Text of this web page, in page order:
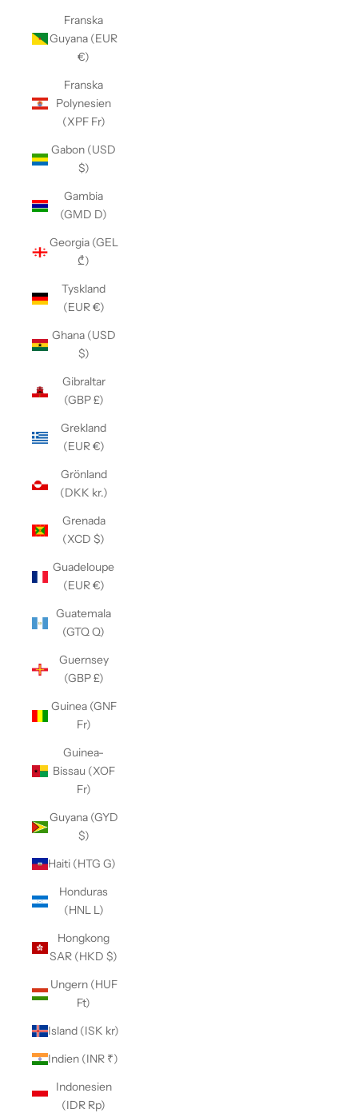
Franska
Guyana (EUR
€)
Franska
Polynesien
(XPF Fr)
Gabon (USD
$)
Gambia
(GMD D)
Georgia (GEL
₾)
Tyskland
(EUR €)
Ghana (USD
$)
Gibraltar
(GBP £)
Grekland
(EUR €)
Grönland
(DKK kr.)
Grenada
(XCD $)
Guadeloupe
(EUR €)
Guatemala
(GTQ Q)
Guernsey
(GBP £)
Guinea (GNF
Fr)
Guinea-
Bissau (XOF
Fr)
Guyana (GYD
$)
Haiti (HTG G)
Honduras
(HNL L)
Hongkong
SAR (HKD $)
Ungern (HUF
Ft)
Island (ISK kr)
Indien (INR ₹)
Indonesien
(IDR Rp)